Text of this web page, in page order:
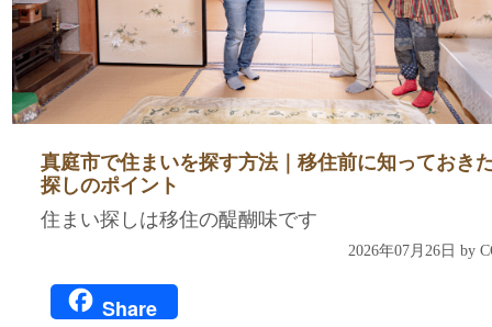
真庭市で住まいを探す方法｜移住前に知っておき
探しのポイント
住まい探しは移住の醍醐味です
2026年07月26日 by
Share